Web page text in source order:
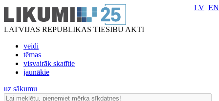
LATVIJAS REPUBLIKAS TIESĪBU AKTI
veidi
tēmas
visvairāk skatītie
jaunākie
LV EN
uz sākumu